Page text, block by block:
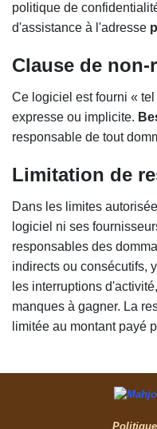
politique de
d'assistance à l'adresse
Clause de
Ce logiciel est fourni «
expresse ou implicite.
responsable de tout
Limitation de
Dans les limites
logiciel ni ses
responsables des
indirects ou consécutifs,
les interruptions
manques à gagner. La
limitée au montant payé